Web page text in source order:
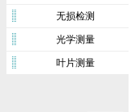
无损检测
光学测量
叶片测量